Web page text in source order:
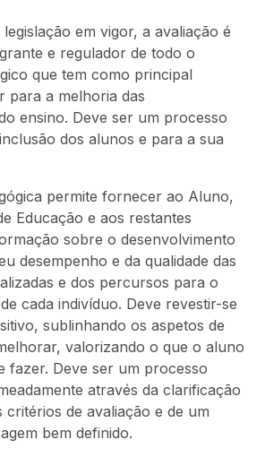
em vigor, a avaliação é
e regulador de todo o
que tem como principal
para a melhoria das
ensino. Deve ser um processo
dos alunos e para a sua
permite fornecer ao Aluno,
Educação e aos restantes
sobre o desenvolvimento
desempenho e da qualidade das
e dos percursos para o
cada indivíduo. Deve revestir-se
sublinhando os aspetos de
valorizando o que o aluno
fazer. Deve ser um processo
através da clarificação
critérios de avaliação e de um
bem definido.